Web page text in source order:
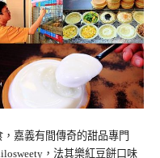
嘉義有間傳奇的甜品專門
，法其樂紅豆餅口味